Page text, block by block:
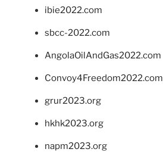
ibie2022.com
sbcc-2022.com
AngolaOilAndGas2022.com
Convoy4Freedom2022.com
grur2023.org
hkhk2023.org
napm2023.org